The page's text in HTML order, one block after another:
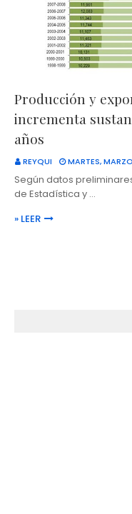
Producción y
incrementa
años
REYQUI MARTES,
Según datos
de Estadística y …
» LEER